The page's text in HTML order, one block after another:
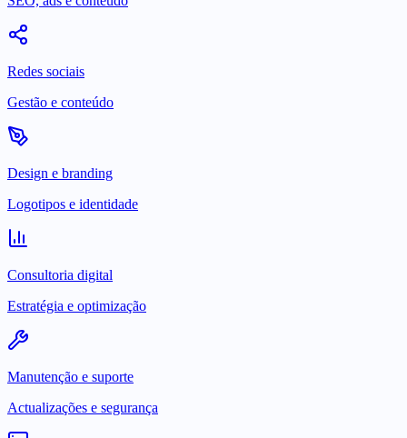
Redes sociais
Gestão e conteúdo
Design e branding
Logotipos e identidade
Consultoria digital
Estratégia e optimização
Manutenção e suporte
Actualizações e segurança